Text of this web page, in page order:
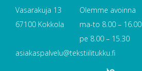
Vasarakuja 13
67100 Kokkola
Olemme avoinna
ma-to 8.00 – 16.00
pe 8.00 – 15.30
asiakaspalvelu@tekstiilitukku.fi